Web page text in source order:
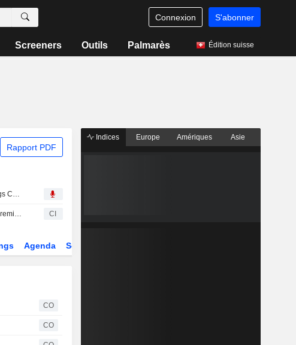
Connexion S'abonner
Screeners Outils Palmarès Édition suisse
Rapport PDF
Transcript : Basic-Fit N.V., H1 2026 Earnings Call, Jul 28, 2026
Basic-Fit N.V. publie ses résultats pour le premier semestre clos le 30 juin 2026 CI
Agenda Secteur
CO
CO
Indices Europe Amériques Asie